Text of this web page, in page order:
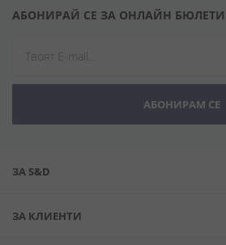
АБОНИРАЙ СЕ ЗА ОНЛАЙН
АБОНИРАМ СЕ
ЗА S&D
ЗА КЛИЕНТИ